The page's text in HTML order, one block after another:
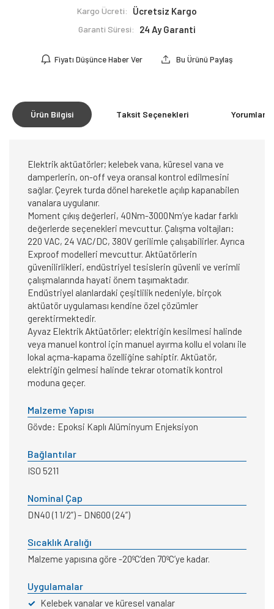
Kargo Ücreti: Ücretsiz Kargo
Garanti Süresi: 24 Ay Garanti
Fiyatı Düşünce Haber Ver Bu Ürünü Paylaş
Ürün Bilgisi Taksit Seçenekleri Yorumlar
Elektrik aktüatörler; kelebek vana, küresel vana ve
damperlerin, on-off veya oransal kontrol edilmesini
sağlar. Çeyrek turda dönel hareketle açılıp kapanabilen
vanalara uygulanır.
Moment çıkış değerleri, 40Nm-3000Nm’ye kadar farklı
değerlerde seçenekleri mevcuttur. Çalışma voltajları:
220 VAC, 24 VAC/DC, 380V gerilimle çalışabilirler. Ayrıca
Exproof modelleri mevcuttur. Aktüatörlerin
güvenilirlikleri, endüstriyel tesislerin güvenli ve verimli
çalışmalarında hayati önem taşımaktadır.
Endüstriyel alanlardaki çeşitlilik nedeniyle, birçok
aktüatör uygulaması kendine özel çözümler
gerektirmektedir.
Ayvaz Elektrik Aktüatörler; elektriğin kesilmesi halinde
veya manuel kontrol için manuel ayırma kollu el volanı ile
lokal açma-kapama özelliğine sahiptir. Aktüatör,
elektriğin gelmesi halinde tekrar otomatik kontrol
moduna geçer.
Malzeme Yapısı
Gövde: Epoksi Kaplı Alüminyum Enjeksiyon
Bağlantılar
ISO 5211
Nominal Çap
DN40 (1 1/2”) – DN600 (24”)
Sıcaklık Aralığı
Malzeme yapısına göre -20ºC’den 70ºC’ye kadar.
Uygulamalar
✓ Kelebek vanalar ve küresel vanalar